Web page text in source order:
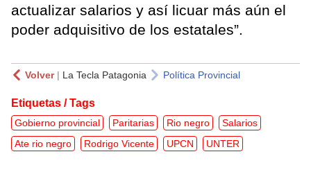
actualizar salarios y así licuar más aún el
poder adquisitivo de los estatales”.
Volver| La Tecla Patagonia Política Provincial
Etiquetas / Tags
Gobierno provincial Paritarias Rio negro
Salarios
Ate rio negro
Rodrigo Vicente UPCN UNTER